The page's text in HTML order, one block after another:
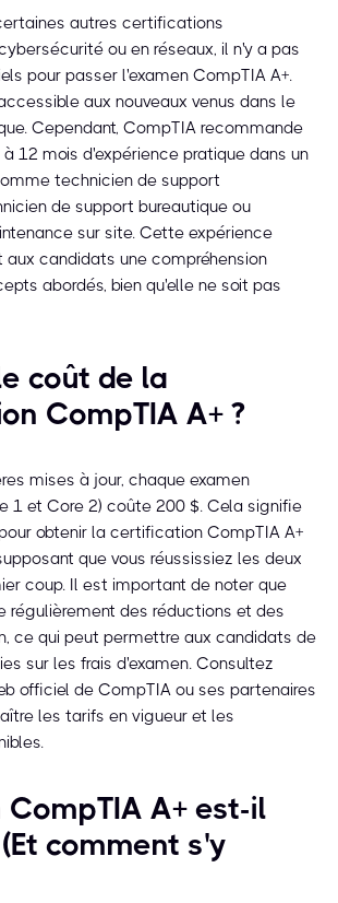
autres certifications
ou en réseaux, il n'y a pas
pour passer l'examen CompTIA A+.
aux nouveaux venus dans le
Cependant, CompTIA recommande
à 12 mois d'expérience pratique dans un
technicien de support
de support bureautique ou
sur site. Cette expérience
candidats une compréhension
abordés, bien qu'elle ne soit pas
coût de la
CompTIA A+ ?
mises à jour, chaque examen
1 et Core 2) coûte 200 $. Cela signifie
obtenir la certification CompTIA A+
que vous réussissiez les deux
coup. Il est important de noter que
régulièrement des réductions et des
ce qui peut permettre aux candidats de
sur les frais d'examen. Consultez
officiel de CompTIA ou ses partenaires
les tarifs en vigueur et les
CompTIA A+ est-il
comment s'y